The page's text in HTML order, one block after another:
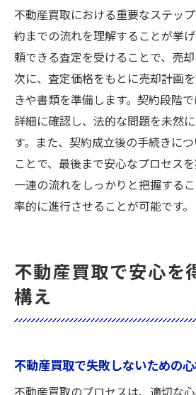
不動産買取における重要なステッ
約までの流れを理解することが挙
頼できる査定を受けることで、売却
次に、査定価格をもとに売却計画
きや書類を準備します。契約段階
詳細に確認し、法的な問題を未然
す。また、契約成立後の手続きに
ことで、最後まで安心なプロセス
一連の流れをしっかりと把握する
率的に進行させることが可能です。
不動産買取で安心を
構え
不動産買取で失敗しないための